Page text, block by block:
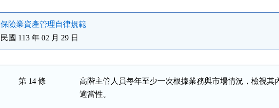
保險業資產管理自律規範
民國 113 年 02 月 29 日
第 14 條
高階主管人員每年至少一次根據業務與市場情況，檢視其
適當性。